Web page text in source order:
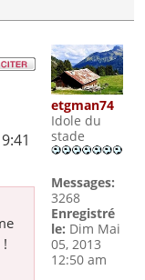
etgman74
Idole du
stade
Messages:
3268
Enregistré
le: Dim Mai
05, 2013
12:50 am